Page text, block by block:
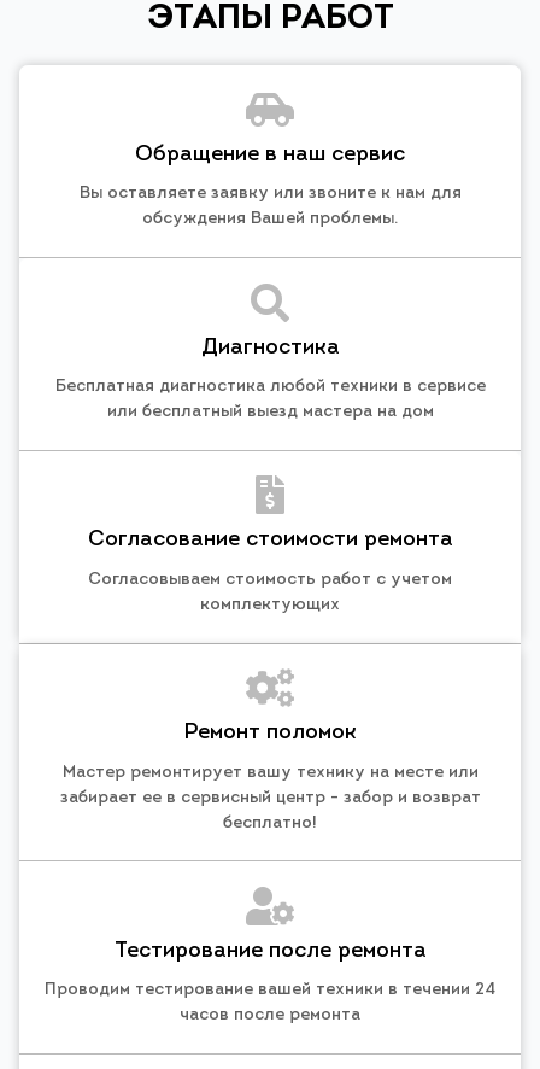
ЭТАПЫ РАБОТ
Обращение в наш сервис
Вы оставляете заявку или звоните к нам для
обсуждения Вашей проблемы.
Диагностика
Бесплатная диагностика любой техники в сервисе
или бесплатный выезд мастера на дом
Согласование стоимости ремонта
Согласовываем стоимость работ с учетом
комплектующих
Ремонт поломок
Мастер ремонтирует вашу технику на месте или
забирает ее в сервисный центр - забор и возврат
бесплатно!
Тестирование после ремонта
Проводим тестирование вашей техники в течении 24
часов после ремонта